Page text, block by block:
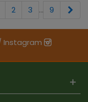
2 3 … 9
Instagram